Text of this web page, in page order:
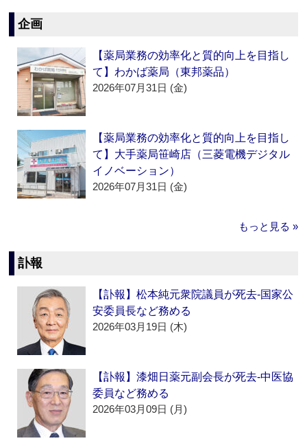
企画
【薬局業務の効率化と質的向上を目指し
て】わかば薬局（東邦薬品）
2026年07月31日 (金)
【薬局業務の効率化と質的向上を目指し
て】大手薬局笹崎店（三菱電機デジタル
イノベーション）
2026年07月31日 (金)
もっと見る »
訃報
【訃報】松本純元衆院議員が死去‐国家公
安委員長など務める
2026年03月19日 (木)
【訃報】漆畑日薬元副会長が死去‐中医協
委員など務める
2026年03月09日 (月)